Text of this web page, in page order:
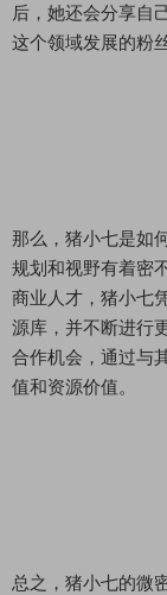
后，她还会分享自
这个领域发展的粉
那么，猪小七是如
规划和视野有着密
商业人才，猪小七
源库，并不断进行
合作机会，通过与
值和资源价值。
总之，猪小七的微